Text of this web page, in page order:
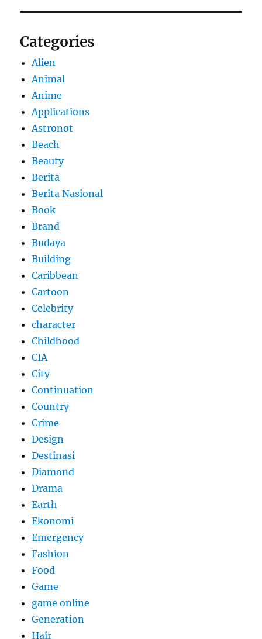
Categories
Alien
Animal
Anime
Applications
Astronot
Beach
Beauty
Berita
Berita Nasional
Book
Brand
Budaya
Building
Caribbean
Cartoon
Celebrity
character
Childhood
CIA
City
Continuation
Country
Crime
Design
Destinasi
Diamond
Drama
Earth
Ekonomi
Emergency
Fashion
Food
Game
game online
Generation
Hair